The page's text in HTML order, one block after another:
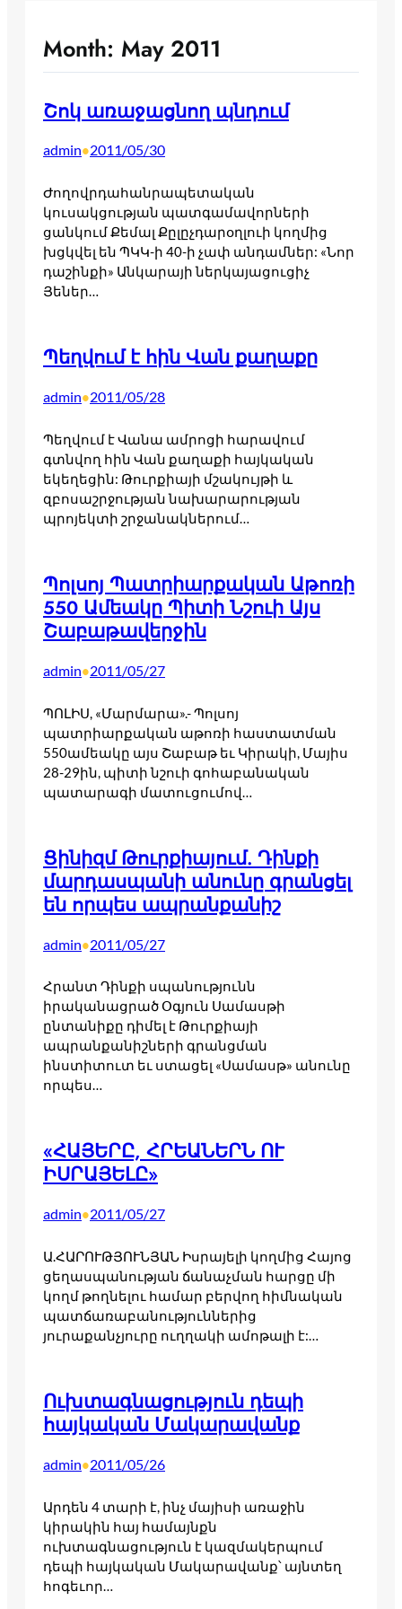
Month: May 2011
Շոկ առաջացնող պնդում
admin•2011/05/30
Ժողովրդահանրապետական
կուսակցության պատգամավորների
ցանկում Քեմալ Քըլըչդարօղլուի կողմից
խցկվել են ՊԿԿ-ի 40-ի չափ անդամներ: «Նոր
դաշինքի» Անկարայի ներկայացուցիչ
Յեներ…
Պեղվում է հին Վան քաղաքը
admin•2011/05/28
Պեղվում է Վանա ամրոցի հարավում
գտնվող հին Վան քաղաքի հայկական
եկեղեցին: Թուրքիայի մշակույթի և
զբոսաշրջության նախարարության
պրոյեկտի շրջանակներում…
Պոլսոյ Պատրիարքական Աթոռի
550 Ամեակը Պիտի Նշուի Այս
Շաբաթավերջին
admin•2011/05/27
ՊՈԼԻՍ, «Մարմարա».- Պոլսոյ
պատրիարքական աթոռի հաստատման
550ամեակը այս Շաբաթ եւ Կիրակի, Մայիս
28-29ին, պիտի նշուի գոհաբանական
պատարագի մատուցումով…
Ցինիզմ Թուրքիայում. Դինքի
մարդասպանի անունը գրանցել
են որպես ապրանքանիշ
admin•2011/05/27
Հրանտ Դինքի սպանությունն
իրականացրած Օգյուն Սամասթի
ընտանիքը դիմել է Թուրքիայի
ապրանքանիշների գրանցման
ինստիտուտ եւ ստացել «Սամասթ» անունը
որպես…
«ՀԱՅԵՐԸ, ՀՐԵԱՆԵՐՆ ՈՒ
ԻՍՐԱՅԵԼԸ»
admin•2011/05/27
Ա.ՀԱՐՈՒԹՅՈՒՆՅԱՆ Իսրայելի կողմից Հայոց
ցեղասպանության ճանաչման հարցը մի
կողմ թողնելու համար բերվող հիմնական
պատճառաբանություններից
յուրաքանչյուրը ուղղակի ամոթալի է:…
Ուխտագնացություն դեպի
հայկական Մակարավանք
admin•2011/05/26
Արդեն 4 տարի է, ինչ մայիսի առաջին
կիրակին հայ համայնքն
ուխտագնացություն է կազմակերպում
դեպի հայկական Մակարավանք՝ այնտեղ
հոգեւոր…